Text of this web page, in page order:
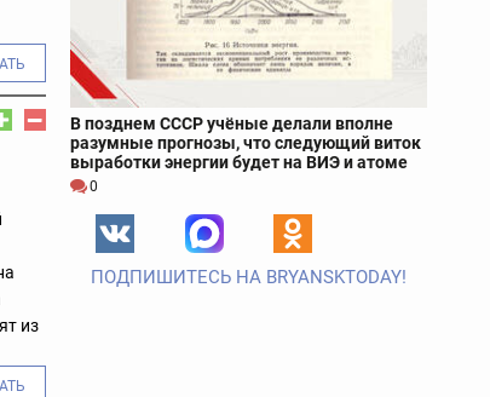
из
В позднем СССР учёные делали вполне
разумные прогнозы, что следующий виток
выработки энергии будет на ВИЭ и атоме
0
ПОДПИШИТЕСЬ НА BRYANSKTODAY!